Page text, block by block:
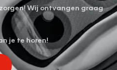
Wij ontvangen graag
je te horen!